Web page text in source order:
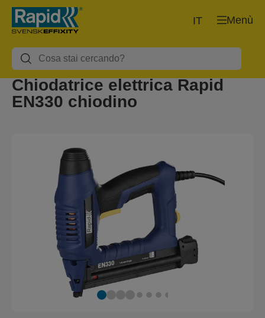
Menù
IT
Chiodatrice elettrica Rapid
EN330 chiodino